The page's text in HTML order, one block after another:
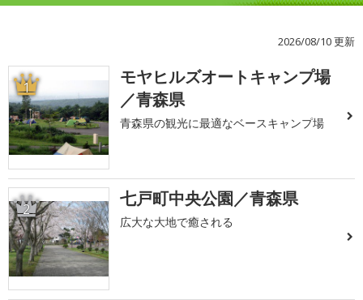
2026/08/10 更新
1
モヤヒルズオートキャンプ場
／青森県
青森県の観光に最適なベースキャンプ場
2 七戸町中央公園／青森県
広大な大地で癒される